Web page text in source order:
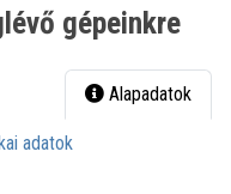
gépeinkre
Alapadatok
adatok